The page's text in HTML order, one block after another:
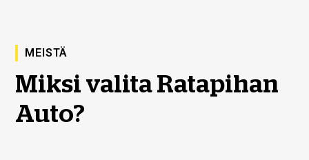
MEISTÄ
Miksi valita Ratapihan
Auto?